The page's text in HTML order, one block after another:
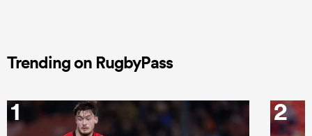
Trending on RugbyPass
1 2